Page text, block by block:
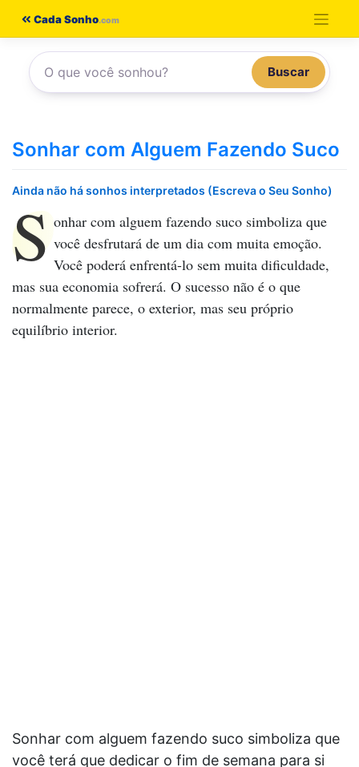
conteúdo
Cada Sonho
Buscar
Sonhar com Alguem Fazendo Suco
Ainda não há sonhos interpretados (Escreva o Seu Sonho)
S onhar com alguem fazendo suco simboliza que
você desfrutará de um dia com muita emoção.
Você poderá enfrentá-lo sem muita dificuldade,
mas sua economia sofrerá. O sucesso não é o que
normalmente parece, o exterior, mas seu próprio
equilíbrio interior.
Sonhar com alguem fazendo suco simboliza que
você terá que dedicar o fim de semana para si